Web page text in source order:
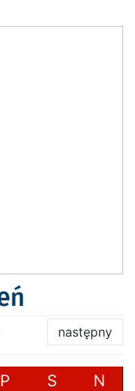
następny
P S N